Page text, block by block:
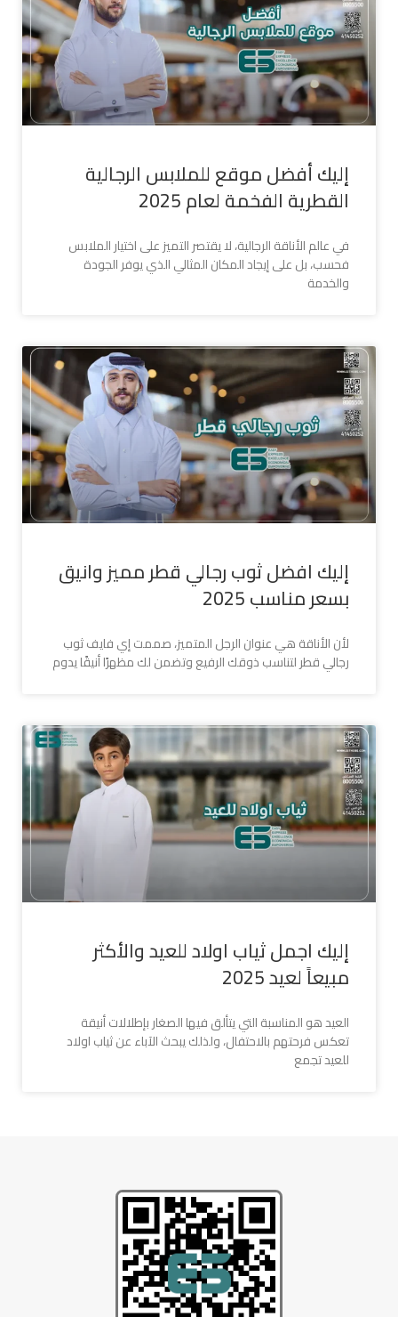
إليك أفضل موقع للملابس الرجالية
القطرية الفخمة لعام 2025
في عالم الأناقة الرجالية، لا يقتصر التميز على اختيار الملابس
فحسب، بل على إيجاد المكان المثالي الذي يوفر الجودة
والخدمة
إليك افضل ثوب رجالي قطر مميز وانيق
بسعر مناسب 2025
لأن الأناقة هي عنوان الرجل المتميز، صممت إي فايف ثوب
رجالي قطر لتناسب ذوقك الرفيع وتضمن لك مظهرًا أنيقًا يدوم
إليك اجمل ثياب اولاد للعيد والأكثر
مبيعاً لعيد 2025
العيد هو المناسبة التي يتألق فيها الصغار بإطلالات أنيقة
تعكس فرحتهم بالاحتفال، ولذلك يبحث الآباء عن ثياب اولاد
للعيد تجمع